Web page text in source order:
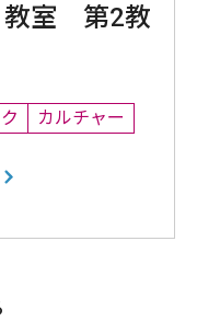
教室 第2教
カルチャー